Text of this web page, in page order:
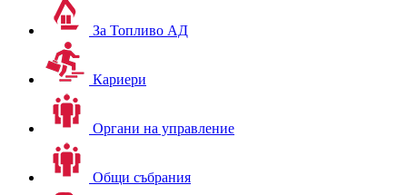
За Топливо АД
Кариери
Органи на управление
Общи събрания